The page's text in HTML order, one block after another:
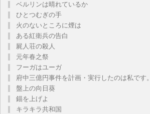
ベルリンは晴れているか
ひとつむぎの手
火のないところに煙は
ある紅衛兵の告白
屍人荘の殺人
元年春之祭
フーガはユーガ
府中三億円事件を計画・実行したのは私です。
盤上の向日葵
錨を上げよ
キラキラ共和国